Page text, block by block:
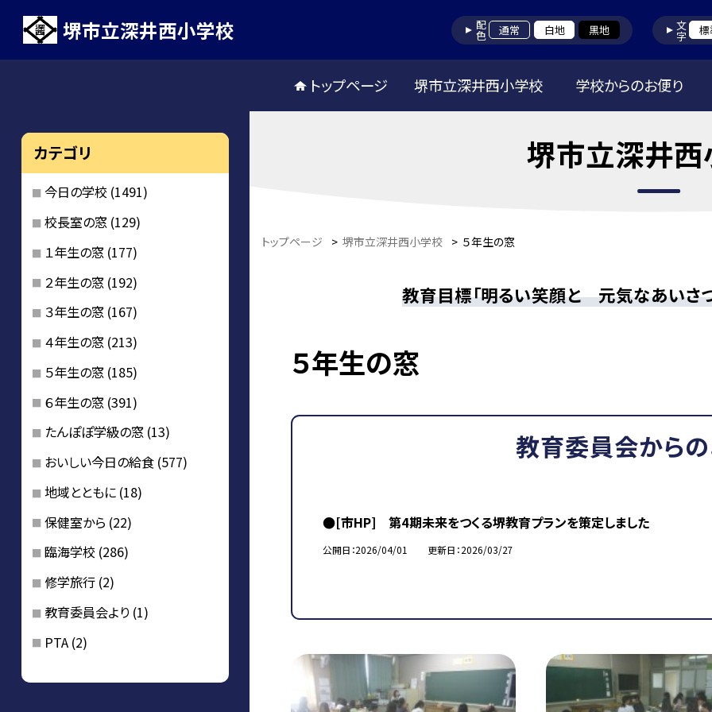
堺市立深井西小学校 配色 通常 白地 黒地 文字
トップページ 堺市立深井西小学校 学校からのお便り
堺市立深井
トップページ > 堺市立深井西小学校 > ５年生の窓
教育目標「明るい笑顔と 元気なあいさ
５年生の窓
教育委員会から
●[市HP] 第4期未来をつくる堺教育プランを策定しました
公開日 2026/04/01 更新日 2026/03/27
カテゴリ
今日の学校 (1491)
校長室の窓 (129)
１年生の窓 (177)
２年生の窓 (192)
３年生の窓 (167)
４年生の窓 (213)
５年生の窓 (185)
６年生の窓 (391)
たんぽぽ学級の窓 (13)
おいしい今日の給食 (577)
地域とともに (18)
保健室から (22)
臨海学校 (286)
修学旅行 (2)
教育委員会より (1)
PTA (2)